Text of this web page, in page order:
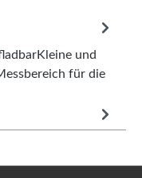
und
für die